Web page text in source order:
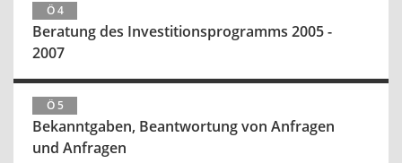
Ö 4
Beratung des Investitionsprogramms 2005 -
2007
Ö 5
Bekanntgaben, Beantwortung von Anfragen
und Anfragen